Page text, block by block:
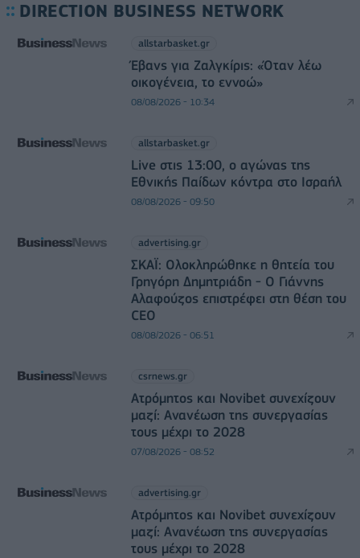
DIRECTION BUSINESS NETWORK
allstarbasket.gr
Έβανς για Ζαλγκίρις: «Όταν λέω
οικογένεια, το εννοώ»
08/08/2026 - 10:34
allstarbasket.gr
Live στις 13:00, ο αγώνας της
Εθνικής Παίδων κόντρα στο Ισραήλ
08/08/2026 - 09:50
advertising.gr
ΣΚΑΪ: Ολοκληρώθηκε η θητεία του
Γρηγόρη Δημητριάδη - Ο Γιάννης
Αλαφούζος επιστρέφει στη θέση του
CEO
08/08/2026 - 06:51
csrnews.gr
Ατρόμητος και Novibet συνεχίζουν
μαζί: Ανανέωση της συνεργασίας
τους μέχρι το 2028
07/08/2026 - 08:52
advertising.gr
Ατρόμητος και Novibet συνεχίζουν
μαζί: Ανανέωση της συνεργασίας
τους μέχρι το 2028